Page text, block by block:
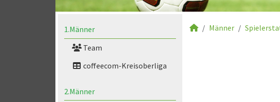
1.Männer
Team
coffeecom-Kreisoberliga
2.Männer
Männer